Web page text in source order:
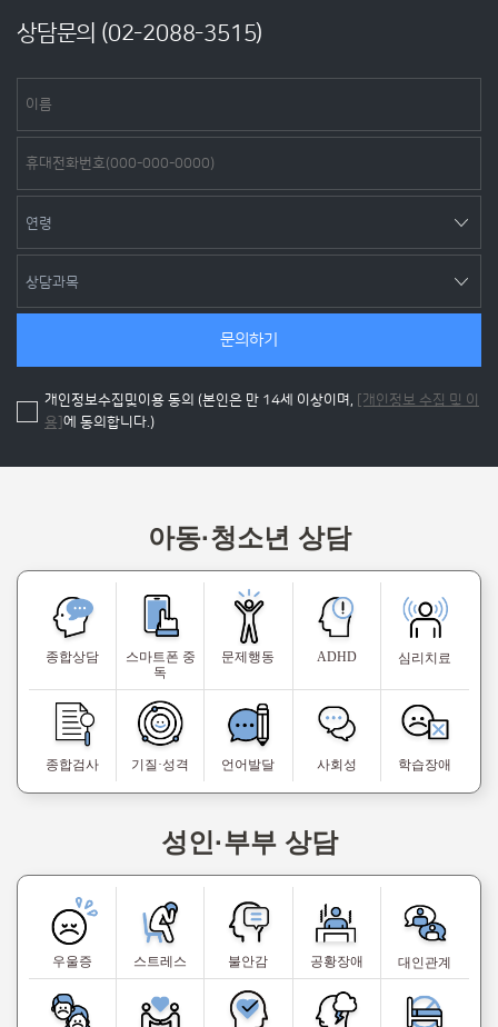
상담문의 (02-2088-3515)
문의하기
개인정보수집및이용 동의 (본인은 만 14세 이상이며,
[개인정보 수집 및 이
용] 에 동의합니다.)
아동·청소년 상담
종합상담
스마트폰 중
독
문제행동 ADHD 심리치료
종합검사 기질·성격 언어발달 사회성 학습장애
성인·부부 상담
우울증 스트레스 불안감 공황장애 대인관계